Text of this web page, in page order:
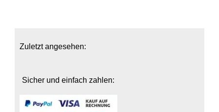
Zuletzt angesehen:
Sicher und einfach zahlen: